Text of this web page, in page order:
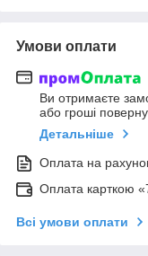
Умови оплати
Ви отримаєте
або гроші
Детальніше
Оплата на
Оплата карткою
Всі умови оплати